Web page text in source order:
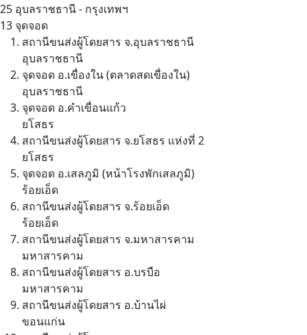
25 อุบลราชธานี - กรุงเทพฯ
13 จุดจอด
สถานีขนส่งผู้โดยสาร จ.อุบลราชธานี
อุบลราชธานี
จุดจอด อ.เขื่องใน (ตลาดสดเขื่องใน)
อุบลราชธานี
จุดจอด อ.คำเขื่อนแก้ว
ยโสธร
สถานีขนส่งผู้โดยสาร จ.ยโสธร แห่งที่ 2
ยโสธร
จุดจอด อ.เสลภูมิ (หน้าโรงพักเสลภูมิ)
ร้อยเอ็ด
สถานีขนส่งผู้โดยสาร จ.ร้อยเอ็ด
ร้อยเอ็ด
สถานีขนส่งผู้โดยสาร จ.มหาสารคาม
มหาสารคาม
สถานีขนส่งผู้โดยสาร อ.บรบือ
มหาสารคาม
สถานีขนส่งผู้โดยสาร อ.บ้านไผ่
ขอนแก่น